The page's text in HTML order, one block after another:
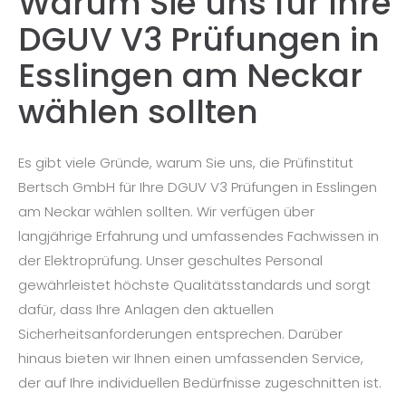
DGUV V3 Prüfungen in
Esslingen am Neckar
wählen sollten
Es gibt viele Gründe, warum Sie uns, die Prüfinstitut
Bertsch GmbH für Ihre DGUV V3 Prüfungen in Esslingen
am Neckar wählen sollten. Wir verfügen über
langjährige Erfahrung und umfassendes Fachwissen in
der Elektroprüfung. Unser geschultes Personal
gewährleistet höchste Qualitätsstandards und sorgt
dafür, dass Ihre Anlagen den aktuellen
Sicherheitsanforderungen entsprechen. Darüber
hinaus bieten wir Ihnen einen umfassenden Service,
der auf Ihre individuellen Bedürfnisse zugeschnitten ist.